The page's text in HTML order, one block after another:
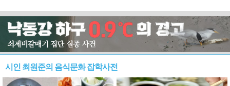
시인 최원준의 음식문화 잡학사전